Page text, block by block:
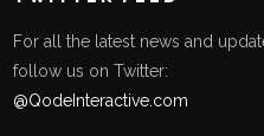
For all the latest news and
follow us on Twitter:
@QodeInteractive.com